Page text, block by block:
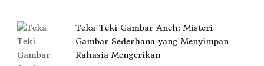
Teka-Teki Gambar Aneh: Misteri
Gambar Sederhana yang Menyimpan
Rahasia Mengerikan